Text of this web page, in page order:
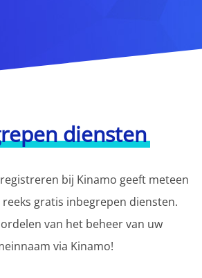
diensten
bij Kinamo geeft meteen
gratis inbegrepen diensten.
van het beheer van uw
via Kinamo!